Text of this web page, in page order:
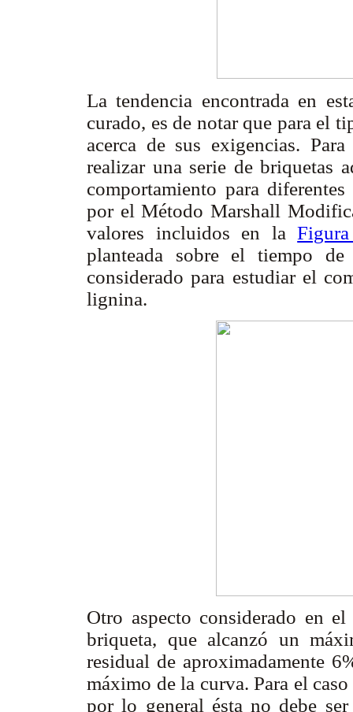
La tendencia encontrada en
curado, es de notar que para el
acerca de sus exigencias.
realizar una serie de briquetas
comportamiento para
por el Método Marshall
valores incluidos en la
planteada sobre el tiempo
considerado para estudiar el
lignina.
Otro aspecto considerado en
briqueta, que alcanzó un
residual de aproximadamente
máximo de la curva. Para el
por lo general ésta no debe